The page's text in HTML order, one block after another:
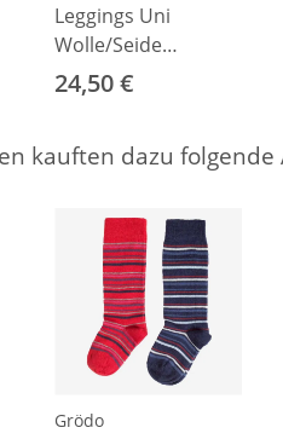
Leggings Uni
Wolle/Seide
marineblau 92
24,50 €
kauften dazu folgende
Grödo